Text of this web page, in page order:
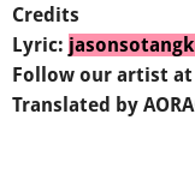
Credits
Lyric:
Follow our artist at
Translated by